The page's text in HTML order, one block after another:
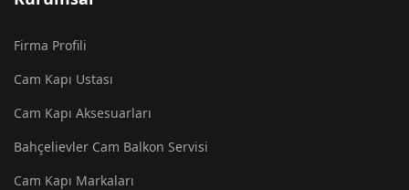
Firma Profili
Cam Kapı Ustası
Cam Kapı Aksesuarları
Bahçelievler Cam Balkon Servisi
Cam Kapı Markaları